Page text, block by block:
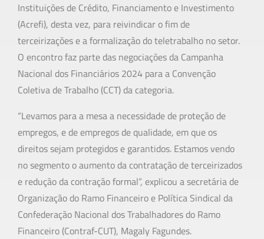
Instituições de Crédito, Financiamento e Investimento
(Acrefi), desta vez, para reivindicar o fim de
terceirizações e a formalização do teletrabalho no setor.
O encontro faz parte das negociações da Campanha
Nacional dos Financiários 2024 para a Convenção
Coletiva de Trabalho (CCT) da categoria.
“Levamos para a mesa a necessidade de proteção de
empregos, e de empregos de qualidade, em que os
direitos sejam protegidos e garantidos. Estamos vendo
no segmento o aumento da contratação de terceirizados
e redução da contração formal”, explicou a secretária de
Organização do Ramo Financeiro e Política Sindical da
Confederação Nacional dos Trabalhadores do Ramo
Financeiro (Contraf-CUT), Magaly Fagundes.